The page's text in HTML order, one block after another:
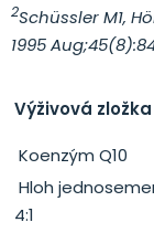
2Schüssler M1,
1995
Výživová zložka
Koenzým Q10
Hloh
4:1